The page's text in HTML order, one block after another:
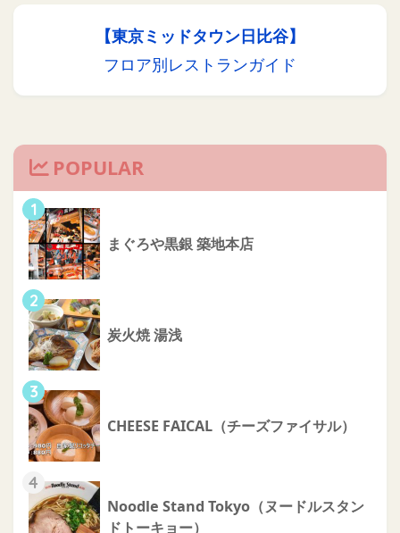
【東京ミッドタウン日比谷】
フロア別レストランガイド
POPULAR
1
まぐろや黒銀 築地本店
2
炭火焼 湯浅
3
CHEESE FAICAL（チーズファイサル）
4
Noodle Stand Tokyo（ヌードルスタン
ドトーキョー）